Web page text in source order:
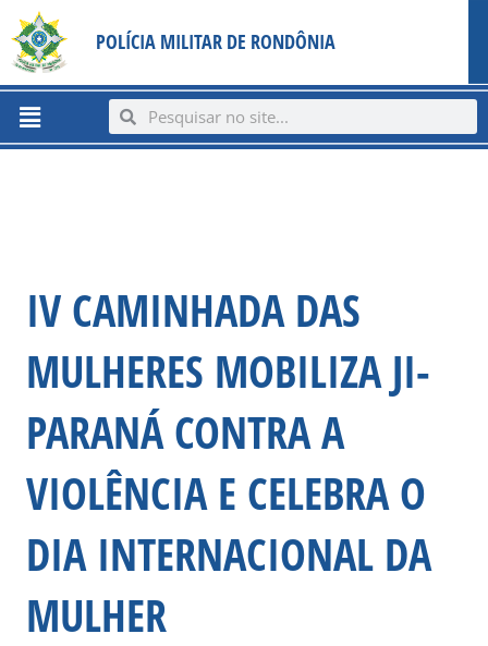
content
para
conteúdo
POLÍCIA MILITAR DE RONDÔNIA
Menu SearchSearch
IV CAMINHADA DAS
MULHERES MOBILIZA JI-
PARANÁ CONTRA A
VIOLÊNCIA E CELEBRA O
DIA INTERNACIONAL DA
MULHER